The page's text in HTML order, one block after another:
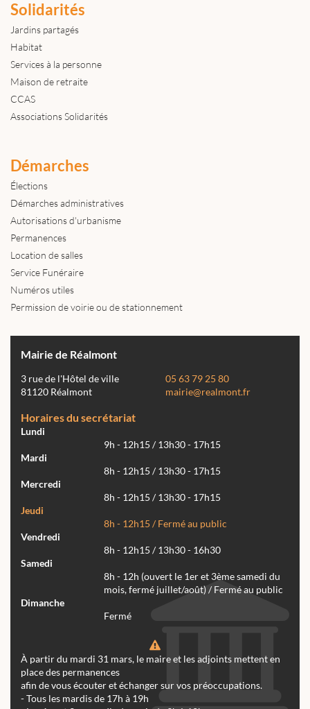
Solidarités
Jardins partagés
Habitat
Services à la personne
Maison de retraite
CCAS
Associations Solidarités
Démarches
Élections
Démarches administratives
Autorisations d'urbanisme
Permanences
Location de salles
Service Funéraire
Numéros utiles
Permission de voirie ou de stationnement
Mairie de Réalmont
3 rue de l'Hôtel de ville
81120 Réalmont
05 63 79 25 80
mairie@realmont.fr
Horaires du secrétariat
Lundi
9h - 12h15 / 13h30 - 17h15
Mardi
8h - 12h15 / 13h30 - 17h15
Mercredi
8h - 12h15 / 13h30 - 17h15
Jeudi
8h - 12h15 / Fermé au public
Vendredi
8h - 12h15 / 13h30 - 16h30
Samedi
8h - 12h (ouvert le 1er et 3ème samedi du
mois, fermé juillet/août) / Fermé au public
Dimanche
Fermé
À partir du mardi 31 mars, le maire et les adjoints mettent en
place des permanences
afin de vous écouter et échanger sur vos préoccupations.
- Tous les mardis de 17h à 19h